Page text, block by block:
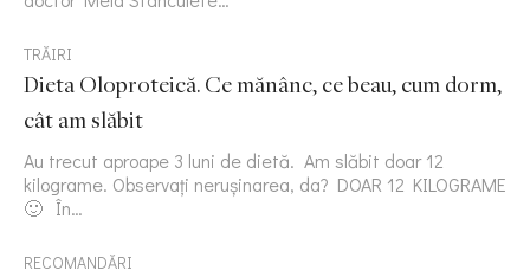
TRĂIRI
Dieta Oloproteică. Ce mănânc, ce beau, cum dorm,
cât am slăbit
Au trecut aproape 3 luni de dietă. Am slăbit doar 12
kilograme. Observați nerușinarea, da? DOAR 12 KILOGRAME
🙂 În…
RECOMANDĂRI